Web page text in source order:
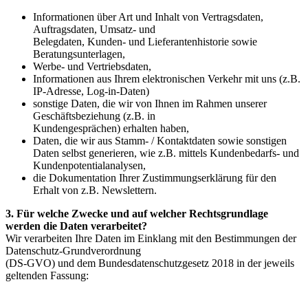
Informationen über Art und Inhalt von Vertragsdaten,
Auftragsdaten, Umsatz- und
Belegdaten, Kunden- und Lieferantenhistorie sowie
Beratungsunterlagen,
Werbe- und Vertriebsdaten,
Informationen aus Ihrem elektronischen Verkehr mit uns (z.B.
IP-Adresse, Log-in-Daten)
sonstige Daten, die wir von Ihnen im Rahmen unserer
Geschäftsbeziehung (z.B. in
Kundengesprächen) erhalten haben,
Daten, die wir aus Stamm- / Kontaktdaten sowie sonstigen
Daten selbst generieren, wie z.B. mittels Kundenbedarfs- und
Kundenpotentialanalysen,
die Dokumentation Ihrer Zustimmungserklärung für den
Erhalt von z.B. Newslettern.
3. Für welche Zwecke und auf welcher Rechtsgrundlage
werden die Daten verarbeitet?
Wir verarbeiten Ihre Daten im Einklang mit den Bestimmungen der
Datenschutz-Grundverordnung
(DS-GVO) und dem Bundesdatenschutzgesetz 2018 in der jeweils
geltenden Fassung: